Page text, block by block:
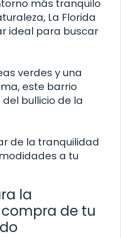
más tranquilo
La Florida
ideal para buscar
verdes y una
este barrio
bullicio de la
de la tranquilidad
a tu
la
de tu